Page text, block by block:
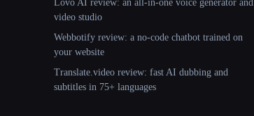
Lovo AI review: an all-in-one voice generator and
video studio
Webbotify review: a no-code chatbot trained on
your website
Translate.video review: fast AI dubbing and
subtitles in 75+ languages